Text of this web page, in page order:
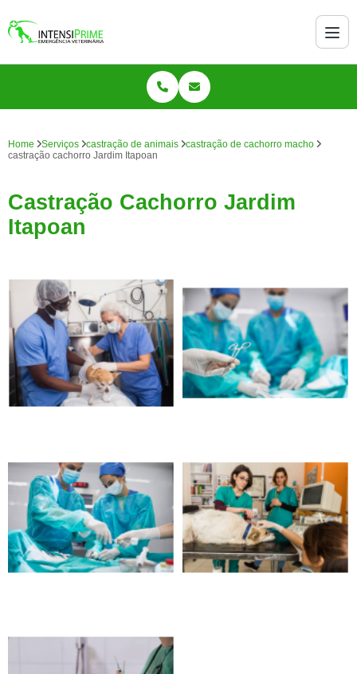
Home Serviços castração de animais
castração de cachorro macho
castração cachorro Jardim Itapoan
Castração Cachorro Jardim
Itapoan